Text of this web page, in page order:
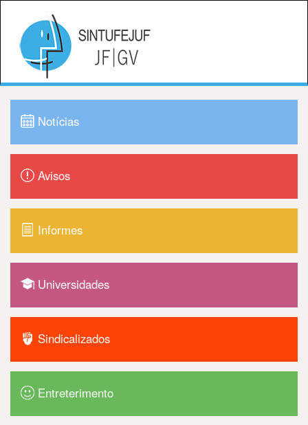
Notícias
Avisos
Informes
Universidades
Sindicalizados
Entreterimento